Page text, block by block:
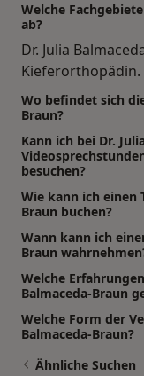
Welche
ab?
Dr. Julia
Kieferorthopädin.
Wo befindet sich
Braun?
Kann ich bei Dr.
besuchen?
Wie kann ich einen
Braun buchen?
Wann kann ich
Braun
Welche
Balmaceda-Braun
Welche Form der
Balmaceda-Braun?
Ähnliche Suchen